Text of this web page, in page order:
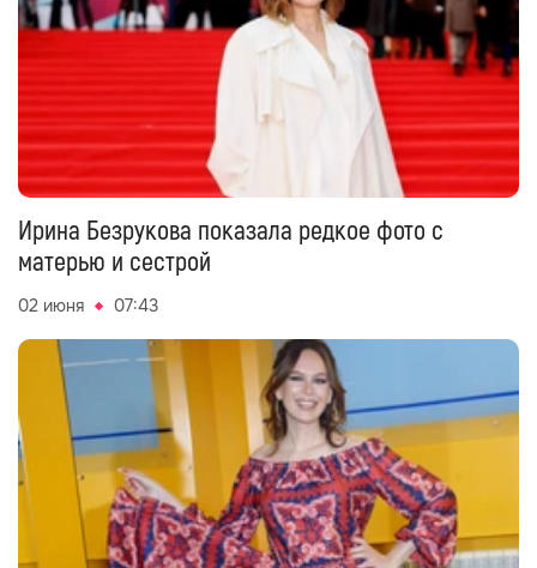
Ирина Безрукова показала редкое фото с
матерью и сестрой
02 июня 07:43